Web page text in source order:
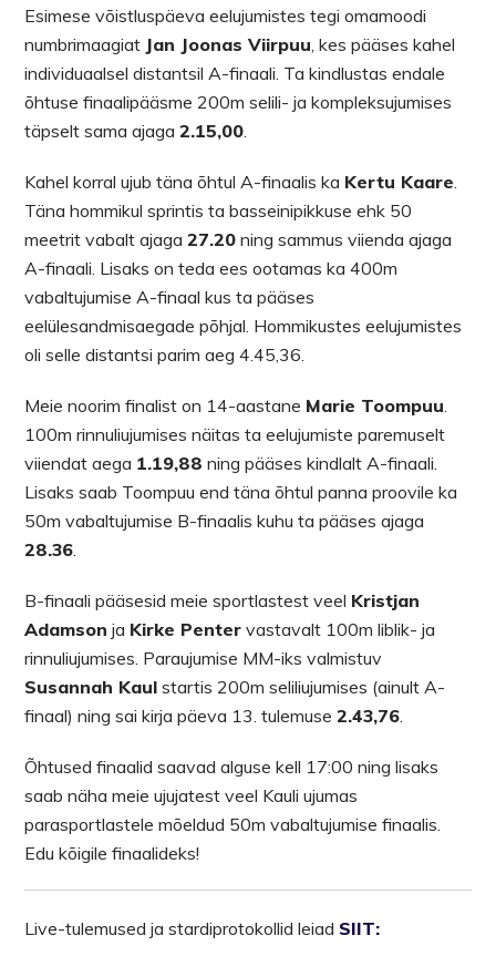
Esimese võistluspäeva eelujumistes tegi omamoodi
numbrimaagiat Jan Joonas Viirpuu , kes pääses kahel
individuaalsel distantsil A-finaali. Ta kindlustas endale
õhtuse finaalipääsme 200m selili- ja kompleksujumises
täpselt sama ajaga2.15,00
Kahel korral ujub täna õhtul A-finaalis ka Kertu Kaare
Täna hommikul sprintis ta basseinipikkuse ehk 50
meetrit vabalt ajaga27.20 ning sammus viienda ajaga
A-finaali. Lisaks on teda ees ootamas ka 400m
vabaltujumise A-finaal kus ta pääses
eelülesandmisaegade põhjal. Hommikustes eelujumistes
oli selle distantsi parim aeg 4.45,36.
Meie noorim finalist on 14-aastane Marie Toompuu
100m rinnuliujumises näitas ta eelujumiste paremuselt
viiendat aega 1.19,88 ning pääses kindlalt A-finaali.
Lisaks saab Toompuu end täna õhtul panna proovile ka
50m vabaltujumise B-finaalis kuhu ta pääses ajaga
28.36
B-finaali pääsesid meie sportlastest veel Kristjan
Adamson ja Kirke Penter vastavalt 100m liblik- ja
rinnuliujumises. Paraujumise MM-iks valmistuv
Susannah Kaul startis 200m seliliujumises (ainult A-
finaal) ning sai kirja päeva 13. tulemuse2.43,76
Õhtused finaalid saavad alguse kell 17:00 ning lisaks
saab näha meie ujujatest veel Kauli ujumas
parasportlastele mõeldud 50m vabaltujumise finaalis.
Edu kõigile finaalideks!
Live-tulemused ja stardiprotokollid leiad SIIT: